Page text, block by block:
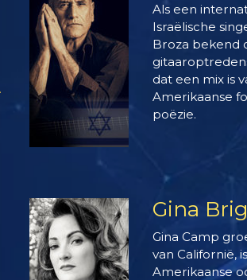
Als een
Israëlische
Broza bekend
dat een mix is
Amerikaanse
poëzie.
Gina
Gina Camp
van Californië,
Amerikaanse